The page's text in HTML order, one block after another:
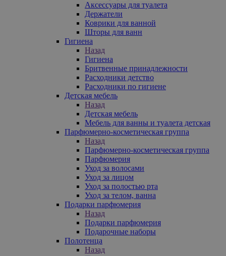
Аксессуары для туалета
Держатели
Коврики для ванной
Шторы для ванн
Гигиена
Назад
Гигиена
Бритвенные принадлежности
Расходники детство
Расходники по гигиене
Детская мебель
Назад
Детская мебель
Мебель для ванны и туалета детская
Парфюмерно-косметическая группа
Назад
Парфюмерно-косметическая группа
Парфюмерия
Уход за волосами
Уход за лицом
Уход за полостью рта
Уход за телом, ванна
Подарки парфюмерия
Назад
Подарки парфюмерия
Подарочные наборы
Полотенца
Назад